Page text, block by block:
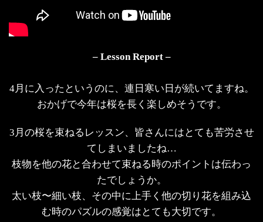
– Lesson Report –
4月に入ったというのに、連日寒い日が続いてますね。
おかげで今年は桜を長く楽しめそうです。
3月の桜を束ねるレッスン、皆さんにはとても苦労させ
てしまいましたね…
枝物を他の花と合わせて束ねる時のポイントは伝わっ
たでしょうか。
太い枝〜細い枝、その中に上手く他の切り花を組み込
む時のパズルの感覚はとても大切です。